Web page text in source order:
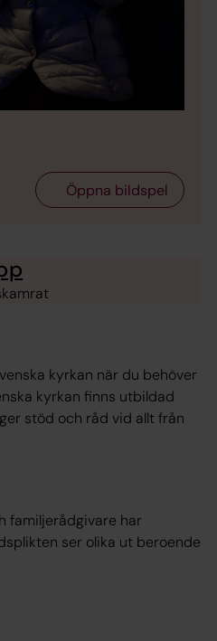
Öppna bildspel
kyrkan när du behöver
kyrkan finns utbildad
stöd och råd vid allt från
familjerådgivare har
ser olika ut beroende